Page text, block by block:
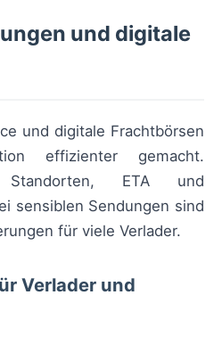
und digitale
und digitale Frachtbörsen
effizienter gemacht.
ETA und
sensiblen Sendungen sind
für viele Verlader.
Verlader und